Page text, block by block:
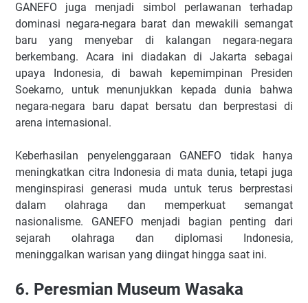
GANEFO juga menjadi simbol perlawanan terhadap
dominasi negara-negara barat dan mewakili semangat
baru yang menyebar di kalangan negara-negara
berkembang. Acara ini diadakan di Jakarta sebagai
upaya Indonesia, di bawah kepemimpinan Presiden
Soekarno, untuk menunjukkan kepada dunia bahwa
negara-negara baru dapat bersatu dan berprestasi di
arena internasional.
Keberhasilan penyelenggaraan GANEFO tidak hanya
meningkatkan citra Indonesia di mata dunia, tetapi juga
menginspirasi generasi muda untuk terus berprestasi
dalam olahraga dan memperkuat semangat
nasionalisme. GANEFO menjadi bagian penting dari
sejarah olahraga dan diplomasi Indonesia,
meninggalkan warisan yang diingat hingga saat ini.
6. Peresmian Museum Wasaka